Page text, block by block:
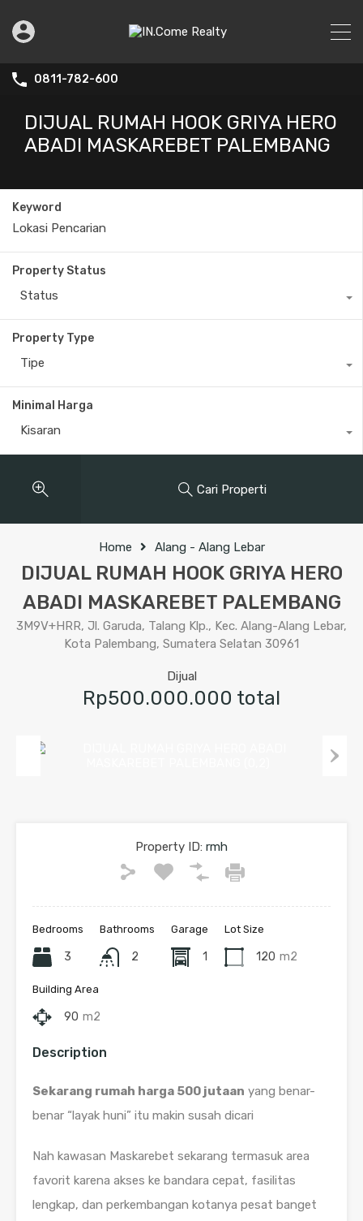
0811-782-600
DIJUAL RUMAH HOOK GRIYA HERO
ABADI MASKAREBET PALEMBANG
Keyword
Property Status
Status
Property Type
Tipe
Minimal Harga
Kisaran
Cari Properti
Home Alang - Alang Lebar
DIJUAL RUMAH HOOK GRIYA HERO
ABADI MASKAREBET PALEMBANG
3M9V+HRR, Jl. Garuda, Talang Klp., Kec. Alang-Alang Lebar,
Kota Palembang, Sumatera Selatan 30961
Dijual
Rp500.000.000 total
Property ID: rmh
Bedrooms
3
Bathrooms
2
Garage
1
Lot Size
120 m2
Building Area
90 m2
Description
Sekarang rumah harga 500 jutaan yang benar-
benar “layak huni” itu makin susah dicari
Nah kawasan Maskarebet sekarang termasuk area
favorit karena akses ke bandara cepat, fasilitas
lengkap, dan perkembangan kotanya pesat banget